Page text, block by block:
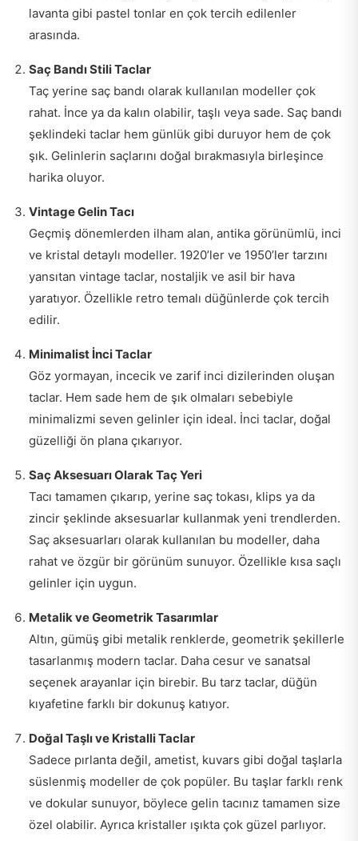
lavanta gibi pastel tonlar en çok tercih edilenler
arasında.
Saç Bandı Stili Taclar
Taç yerine saç bandı olarak kullanılan modeller çok
rahat. İnce ya da kalın olabilir, taşlı veya sade. Saç bandı
şeklindeki taclar hem günlük gibi duruyor hem de çok
şık. Gelinlerin saçlarını doğal bırakmasıyla birleşince
harika oluyor.
Vintage Gelin Tacı
Geçmiş dönemlerden ilham alan, antika görünümlü, inci
ve kristal detaylı modeller. 1920’ler ve 1950’ler tarzını
yansıtan vintage taclar, nostaljik ve asil bir hava
yaratıyor. Özellikle retro temalı düğünlerde çok tercih
edilir.
Minimalist İnci Taclar
Göz yormayan, incecik ve zarif inci dizilerinden oluşan
taclar. Hem sade hem de şık olmaları sebebiyle
minimalizmi seven gelinler için ideal. İnci taclar, doğal
güzelliği ön plana çıkarıyor.
Saç Aksesuarı Olarak Taç Yeri
Tacı tamamen çıkarıp, yerine saç tokası, klips ya da
zincir şeklinde aksesuarlar kullanmak yeni trendlerden.
Saç aksesuarları olarak kullanılan bu modeller, daha
rahat ve özgür bir görünüm sunuyor. Özellikle kısa saçlı
gelinler için uygun.
Metalik ve Geometrik Tasarımlar
Altın, gümüş gibi metalik renklerde, geometrik şekillerle
tasarlanmış modern taclar. Daha cesur ve sanatsal
seçenek arayanlar için birebir. Bu tarz taclar, düğün
kıyafetine farklı bir dokunuş katıyor.
Doğal Taşlı ve Kristalli Taclar
Sadece pırlanta değil, ametist, kuvars gibi doğal taşlarla
süslenmiş modeller de çok popüler. Bu taşlar farklı renk
ve dokular sunuyor, böylece gelin tacınız tamamen size
özel olabilir. Ayrıca kristaller ışıkta çok güzel parlıyor.